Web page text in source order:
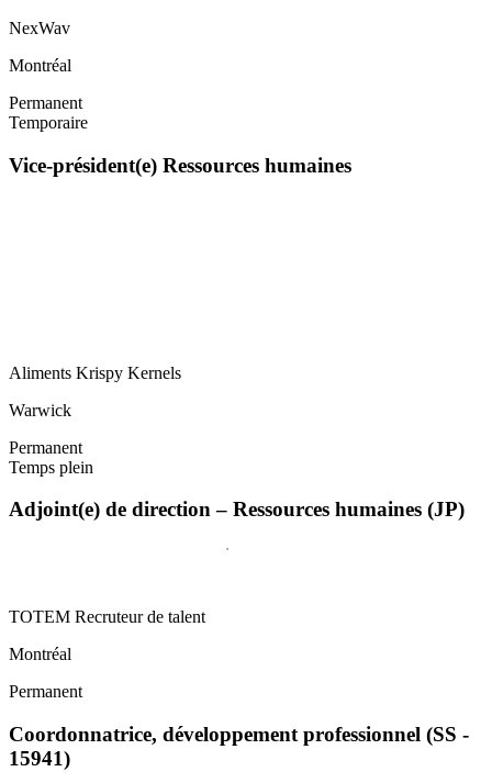
NexWav
Montréal
Permanent
Temporaire
Vice-président(e) Ressources humaines
Aliments Krispy Kernels
Warwick
Permanent
Temps plein
Adjoint(e) de direction – Ressources humaines (JP)
TOTEM Recruteur de talent
Montréal
Permanent
Coordonnatrice, développement professionnel (SS -
15941)